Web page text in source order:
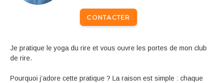
CONTACTER
Je pratique le yoga du rire et vous ouvre les portes de mon club
de rire.
Pourquoi j’adore cette pratique ? La raison est simple : chaque